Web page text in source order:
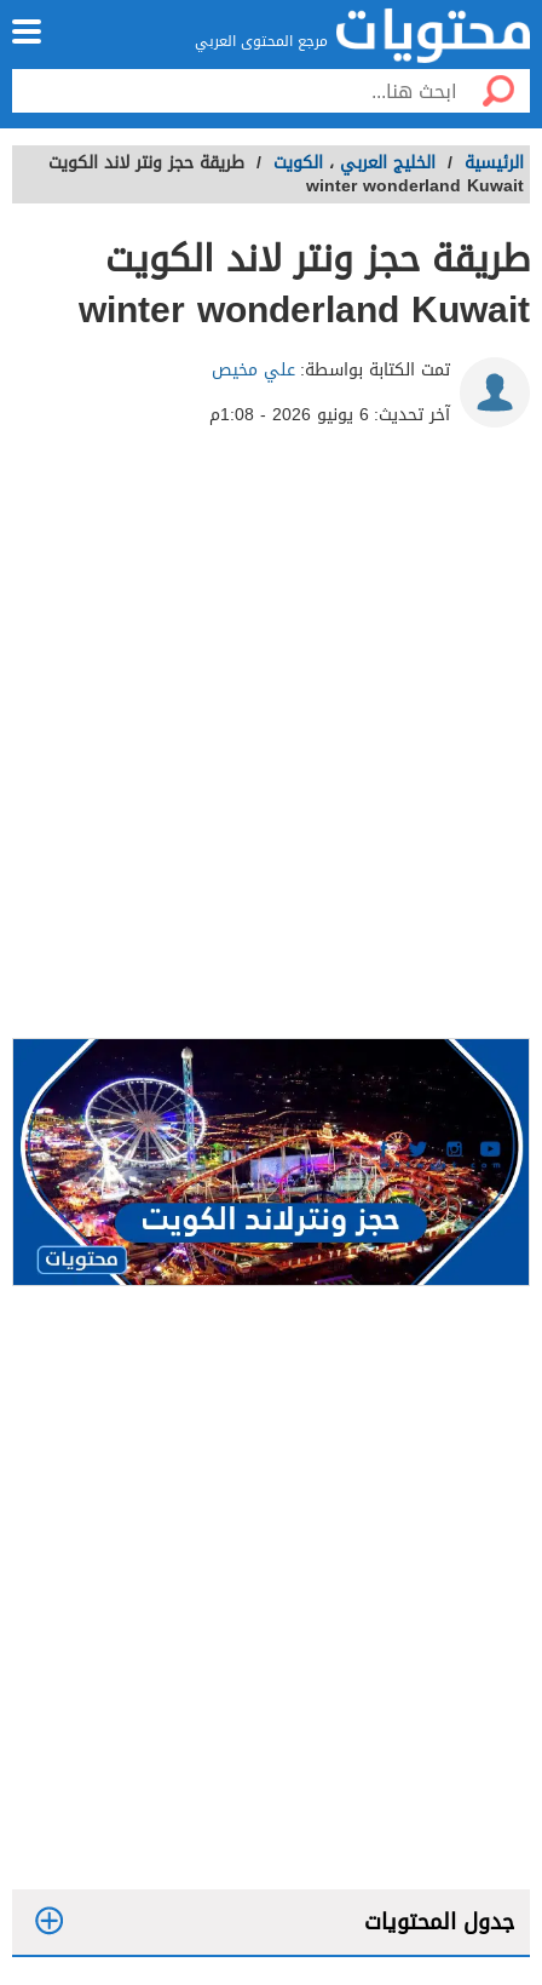
مرجع المحتوى العربي
الرئيسية / الخليج العربي ، الكويت / طريقة حجز ونتر لاند الكويت
winter wonderland Kuwait
طريقة حجز ونتر لاند الكويت
winter wonderland Kuwait
تمت الكتابة بواسطة:علي مخيص
آخر تحديث: 6 يونيو 2026 - 1:08م
جدول المحتويات